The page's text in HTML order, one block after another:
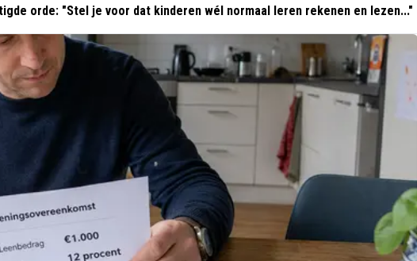
orde: "Stel je voor dat kinderen wél normaal leren rekenen en lezen..."